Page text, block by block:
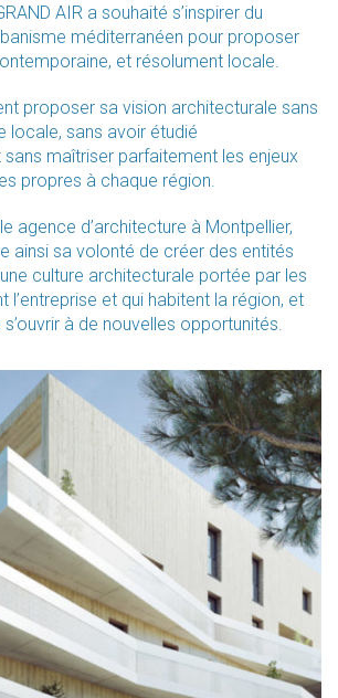
AIR a souhaité s’inspirer du
méditerranéen pour proposer
et résolument locale.
proposer sa vision architecturale sans
locale, sans avoir étudié
sans maîtriser parfaitement les enjeux
propres à chaque région.
agence d’architecture à Montpellier,
ainsi sa volonté de créer des entités
culture architecturale portée par les
l’entreprise et qui habitent la région, et
à de nouvelles opportunités.